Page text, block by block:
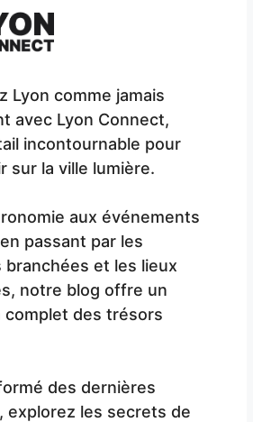
Lyon comme jamais
avec Lyon Connect,
incontournable pour
sur la ville lumière.
aux événements
passant par les
branchées et les lieux
notre blog offre un
complet des trésors
des dernières
explorez les secrets de